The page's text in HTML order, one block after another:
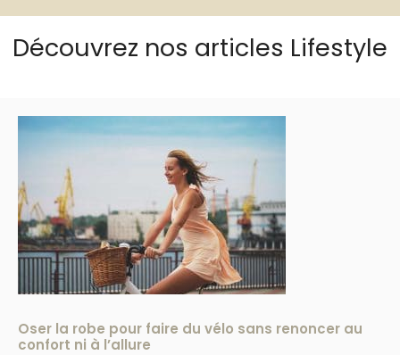
Découvrez nos articles Lifestyle
Oser la robe pour faire du vélo sans renoncer au
confort ni à l’allure